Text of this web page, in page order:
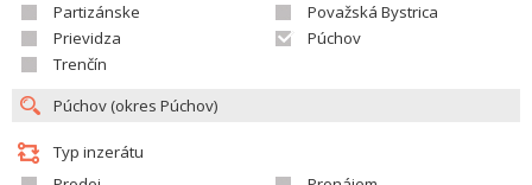
Partizánske
Považská Bystrica
Prievidza
Púchov
Trenčín
Typ inzerátu